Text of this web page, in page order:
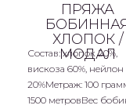
ПРЯЖА
ХЛОПОК /
МОДАЛ
Состав: хлопок 20%,
вискоза 60%, нейлон
20%Метраж: 100
1500 метровВес